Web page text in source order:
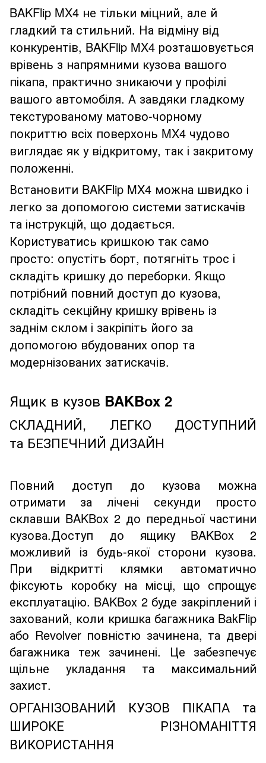
BAKFlip MX4 не тільки міцний, але й
гладкий та стильний. На відміну від
конкурентів, BAKFlip MX4 розташовується
врівень з напрямними кузова вашого
пікапа, практично зникаючи у профілі
вашого автомобіля. А завдяки гладкому
текстурованому матово-чорному
покриттю всіх поверхонь MX4 чудово
виглядає як у відкритому, так і закритому
положенні.
Встановити BAKFlip MX4 можна швидко і
легко за допомогою системи затискачів
та інструкцій, що додається.
Користуватись кришкою так само
просто: опустіть борт, потягніть трос і
складіть кришку до переборки. Якщо
потрібний повний доступ до кузова,
складіть секційну кришку врівень із
заднім склом і закріпіть його за
допомогою вбудованих опор та
модернізованих затискачів.
Ящик в кузов BAKBox 2
СКЛАДНИЙ, ЛЕГКО ДОСТУПНИЙ
та БЕЗПЕЧНИЙ ДИЗАЙН
Повний доступ до кузова можна
отримати за лічені секунди просто
склавши BAKBox 2 до передньої частини
кузова.Доступ до ящику BAKBox 2
можливий із будь-якої сторони кузова.
При відкритті клямки автоматично
фіксують коробку на місці, що спрощує
експлуатацію. BAKBox 2 буде закріплений і
захований, коли кришка багажника BakFlip
або Revolver повністю зачинена, та двері
багажника теж зачинені. Це забезпечує
щільне укладання та максимальний
захист.
ОРГАНІЗОВАНИЙ КУЗОВ ПІКАПА та
ШИРОКЕ РІЗНОМАНІТТЯ
ВИКОРИСТАННЯ